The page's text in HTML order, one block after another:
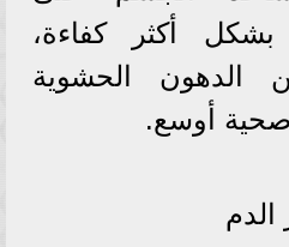
بشكل أكثر كفاءة،
الدهون الحشوية
أوسع.